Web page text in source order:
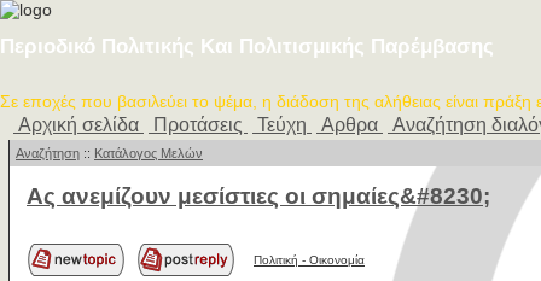
Περιοδικό Πολιτικής Και Πολιτισμικής Παρέμβασης
Σε εποχές που βασιλεύει το ψέμα, η διάδοση της αλήθειας είναι πράξη
Αρχική σελίδα Προτάσεις Τεύχη Αρθρα Αναζήτηση
Αναζήτηση :: Κατάλογος Μελών
Ας ανεμίζουν μεσίστιες οι σημαίες&#8230;
Πολιτική - Oικονομία